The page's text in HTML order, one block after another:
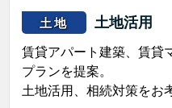
土地 土地活用
賃貸アパート建築、賃貸
プランを提案。
土地活用、相続対策をお